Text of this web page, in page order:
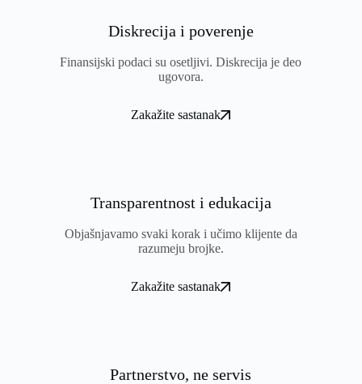
Diskrecija i poverenje
Finansijski podaci su osetljivi. Diskrecija je deo
ugovora.
Zakažite sastanak
Transparentnost i edukacija
Objašnjavamo svaki korak i učimo klijente da
razumeju brojke.
Zakažite sastanak
Partnerstvo, ne servis